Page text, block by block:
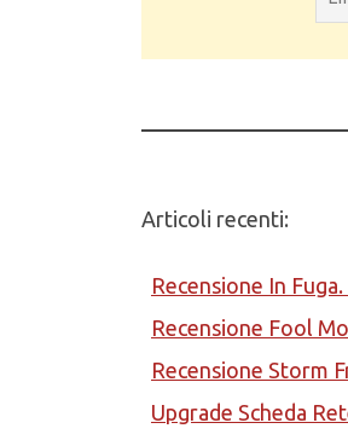
Articoli recenti:
Recensione In
Recensione Fool
Recensione Storm
Upgrade Scheda